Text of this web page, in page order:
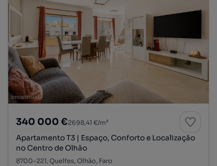
340 000 €2698,41 €/m²
Apartamento T3 | Espaço, Conforto e Localização
no Centro de Olhão
8700-221, Quelfes, Olhão, Faro